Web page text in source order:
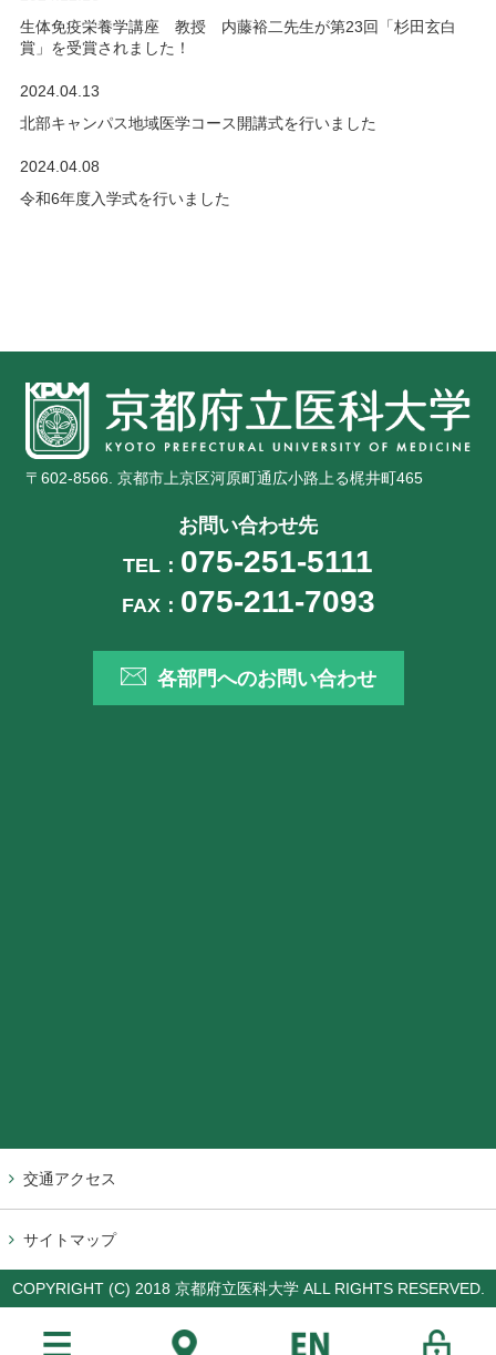
生体免疫栄養学講座 教授 内藤裕二先生が第23回「杉田玄白
賞」を受賞されました！
2024.04.13
北部キャンパス地域医学コース開講式を行いました
2024.04.08
令和6年度入学式を行いました
〒602-8566. 京都市上京区河原町通広小路上る梶井町465
お問い合わせ先
TEL： 075-251-5111
FAX： 075-211-7093
各部門へのお問い合わせ
交通アクセス
サイトマップ
COPYRIGHT (C) 2018 京都府立医科大学 ALL RIGHTS RESERVED.